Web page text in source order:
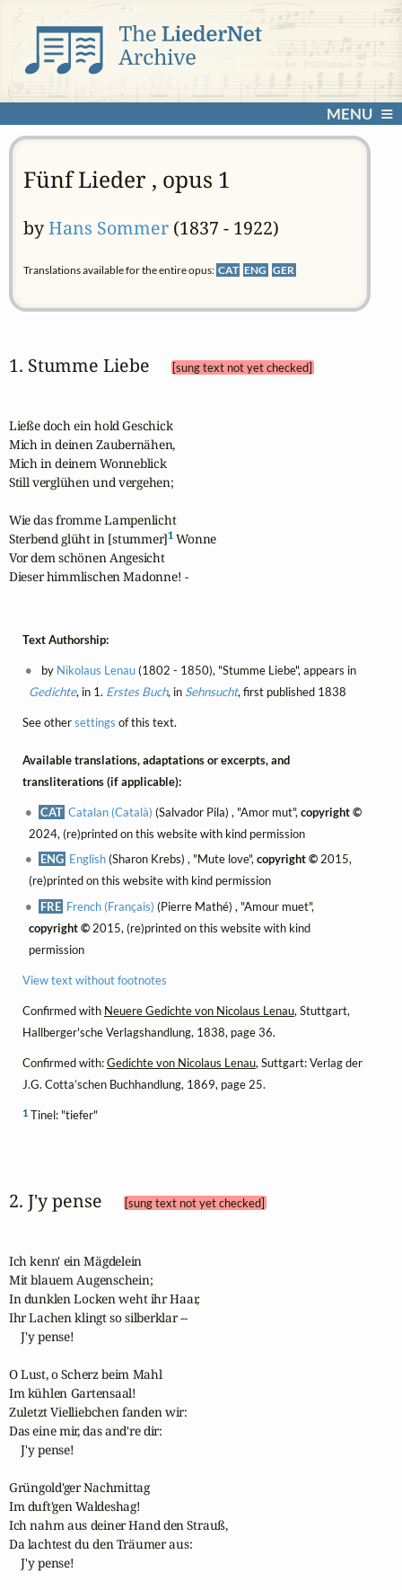
MENU
Fünf Lieder , opus 1
byHans Sommer(1837 - 1922)
Translations available for the entire opus: CAT ENG GER
1. Stumme Liebe [sung text not yet checked]
Ließe doch ein hold Geschick
Mich in deinen Zaubernähen,
Mich in deinem Wonneblick
Still verglühen und vergehen;
Wie das fromme Lampenlicht
Sterbend glüht in [stummer]1 Wonne
Vor dem schönen Angesicht
Dieser himmlischen Madonne! -
Text Authorship:
by Nikolaus Lenau(1802 - 1850), "Stumme Liebe", appears in
Gedichte, in 1. Erstes Buch, in Sehnsucht, first published 1838
See othersettings of this text.
Available translations, adaptations or excerpts, and
transliterations (if applicable):
CAT Catalan (Català) (Salvador Pila) , "Amor mut",copyright ©
2024, (re)printed on this website with kind permission
ENG English(Sharon Krebs) , "Mute love",copyright ©2015,
(re)printed on this website with kind permission
FRE French (Français) (Pierre Mathé) , "Amour muet",
copyright ©2015, (re)printed on this website with kind
permission
View text without footnotes
Confirmed with Neuere Gedichte von Nicolaus Lenau, Stuttgart,
Hallberger'sche Verlagshandlung, 1838, page 36.
Confirmed with:Gedichte von Nicolaus Lenau, Suttgart: Verlag der
J.G. Cotta’schen Buchhandlung, 1869, page 25.
1Tinel: "tiefer"
2. J'y pense [sung text not yet checked]
Ich kenn' ein Mägdelein
Mit blauem Augenschein;
In dunklen Locken weht ihr Haar,
Ihr Lachen klingt so silberklar --
    J'y pense!
O Lust, o Scherz beim Mahl
Im kühlen Gartensaal!
Zuletzt Vielliebchen fanden wir:
Das eine mir, das and're dir:
    J'y pense!
Grüngold'ger Nachmittag
Im duft'gen Waldeshag!
Ich nahm aus deiner Hand den Strauß,
Da lachtest du den Träumer aus:
    J'y pense!